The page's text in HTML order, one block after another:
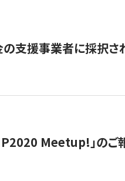
支援事業者に採択さ
Meetup!」のご